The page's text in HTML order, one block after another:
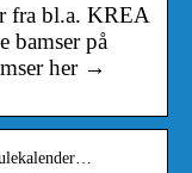
fra bl.a. KREA
på
her →